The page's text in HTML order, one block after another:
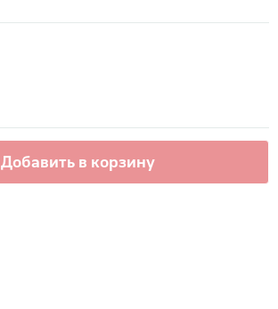
Добавить в корзину